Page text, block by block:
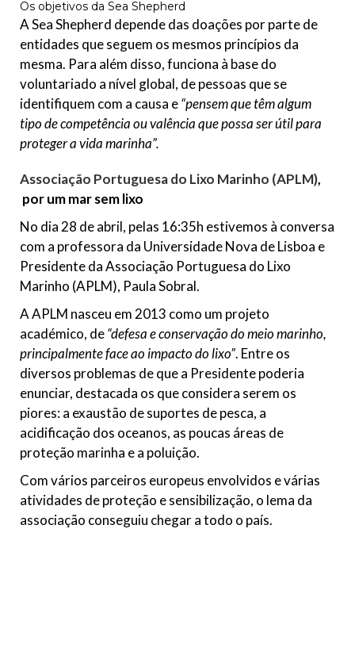
Os objetivos da Sea Shepherd
A Sea Shepherd depende das doações por parte de
entidades que seguem os mesmos princípios da
mesma. Para além disso, funciona à base do
voluntariado a nível global, de pessoas que se
identifiquem com a causa e“pensem que têm algum
tipo de competência ou valência que possa ser útil para
proteger a vida marinha”.
Associação Portuguesa do Lixo Marinho (APLM),
por um mar sem lixo
No dia 28 de abril, pelas 16:35h estivemos à conversa
com a professora da Universidade Nova de Lisboa e
Presidente da Associação Portuguesa do Lixo
Marinho (APLM), Paula Sobral.
A APLM nasceu em 2013 como um projeto
académico, de“defesa e conservação do meio marinho,
principalmente face ao impacto do lixo”. Entre os
diversos problemas de que a Presidente poderia
enunciar, destacada os que considera serem os
piores: a exaustão de suportes de pesca, a
acidificação dos oceanos, as poucas áreas de
proteção marinha e a poluição.
Com vários parceiros europeus envolvidos e várias
atividades de proteção e sensibilização, o lema da
associação conseguiu chegar a todo o país.